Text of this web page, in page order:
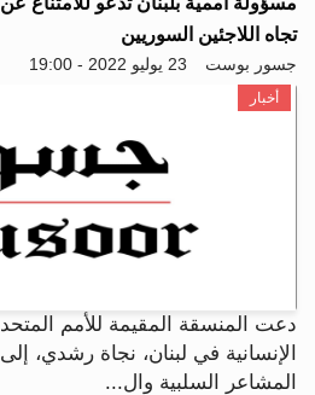
تجاه اللاجئين السوريين
جسور بوست 23 يوليو 2022 - 19:00
أخبار
دعت المنسقة المقيمة للأمم
الإنسانية في لبنان، نجاة رشدي،
المشاعر السلبية وال...